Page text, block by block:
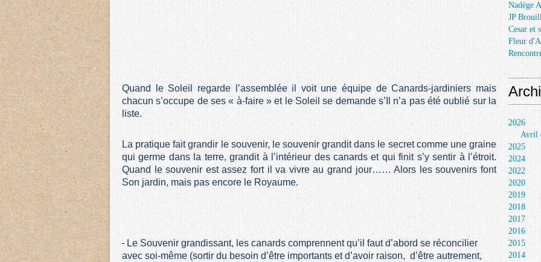
Quand le Soleil regarde l’assemblée il voit une équipe de Canards-jardiniers mais
chacun s’occupe de ses « à-faire » et le Soleil se demande s’Il n’a pas été oublié sur la
liste.
La pratique fait grandir le souvenir, le souvenir grandit dans le secret comme une graine
qui germe dans la terre, grandit à l’intérieur des canards et qui finit s’y sentir à l’étroit.
Quand le souvenir est assez fort il va vivre au grand jour…… Alors les souvenirs font
Son jardin, mais pas encore le Royaume.
Le Souvenir grandissant, les canards comprennent qu’il faut d’abord se réconcilier
avec soi-même (sortir du besoin d’être importants et d’avoir raison, d’être autrement,
Nadège
JP
Cesar et
Fleur
2026
Avril
2025
2024
2022
2020
2019
2018
2017
2016
2015
2014